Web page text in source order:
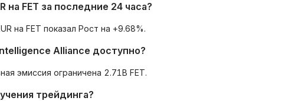
на FET за последние 24 часа?
на FET показал Рост на +9.68%.
Alliance доступно?
эмиссия ограничена 2.71B FET.
трейдинга?